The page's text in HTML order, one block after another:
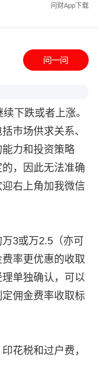
问财App下载
下跌或者上涨。
市场供求关系、
力和投资策略
，因此无法准确
右上角加我微信
3或万2.5（亦可
率更优惠的收取
单独确认，可以
佣金费率收取标
花税和过户费，